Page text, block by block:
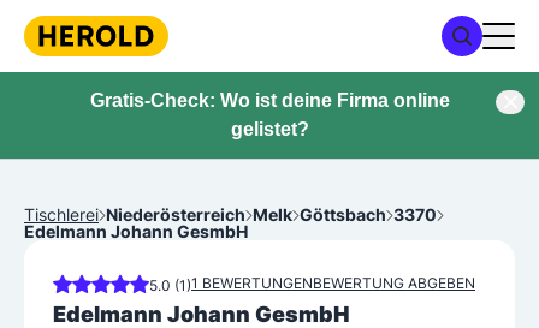
Gratis-Check: Wo ist deine Firma online
gelistet?
Tischlerei Niederösterreich Melk Göttsbach 3370
Edelmann Johann GesmbH
5.0 (1)1 BEWERTUNGENBEWERTUNG ABGEBEN
Edelmann Johann GesmbH